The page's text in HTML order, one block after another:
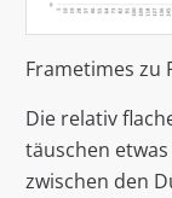
Frametimes zu
Die relativ
täuschen
zwischen den